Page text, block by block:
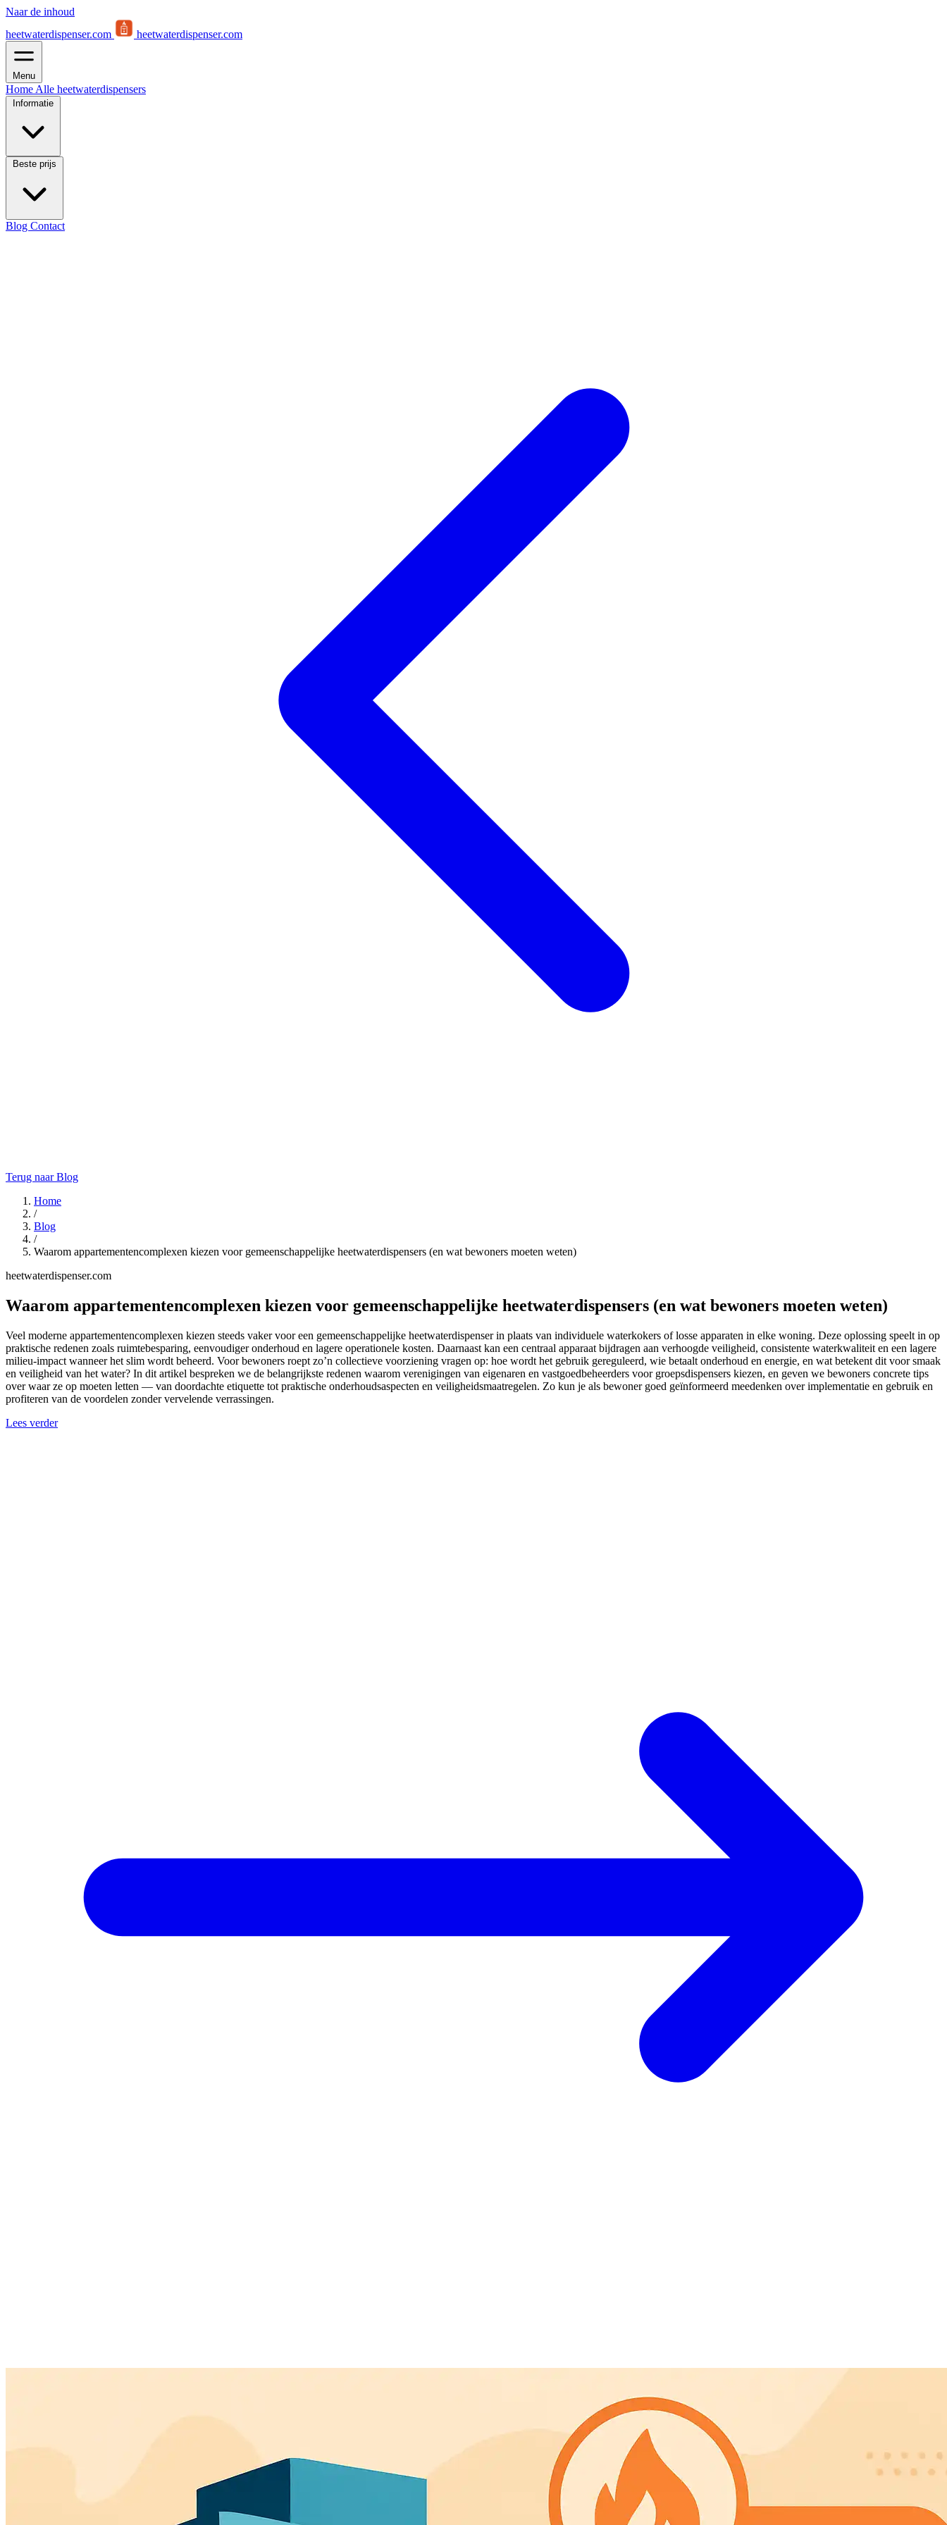
Naar de inhoud
heetwaterdispenser.com
heetwaterdispenser.com
Menu
Home Alle heetwaterdispensers
Informatie
Beste prijs
Blog Contact
Terug naar Blog
Home
/
Blog
/
Waarom appartementencomplexen kiezen voor gemeenschappelijke heetwaterdispensers (en wat bewoners moeten weten)
heetwaterdispenser.com
Waarom appartementencomplexen kiezen voor gemeenschappelijke heetwaterdispensers (en wat bewoners moeten weten)
Veel moderne appartementencomplexen kiezen steeds vaker voor een gemeenschappelijke heetwaterdispenser in plaats van individuele waterkokers of losse apparaten in elke woning. Deze oplossing speelt in op
praktische redenen zoals ruimtebesparing, eenvoudiger onderhoud en lagere operationele kosten. Daarnaast kan een centraal apparaat bijdragen aan verhoogde veiligheid, consistente waterkwaliteit en een lagere
milieu-impact wanneer het slim wordt beheerd. Voor bewoners roept zo’n collectieve voorziening vragen op: hoe wordt het gebruik gereguleerd, wie betaalt onderhoud en energie, en wat betekent dit voor smaak
en veiligheid van het water? In dit artikel bespreken we de belangrijkste redenen waarom verenigingen van eigenaren en vastgoedbeheerders voor groepsdispensers kiezen, en geven we bewoners concrete tips
over waar ze op moeten letten — van doordachte etiquette tot praktische onderhoudsaspecten en veiligheidsmaatregelen. Zo kun je als bewoner goed geïnformeerd meedenken over implementatie en gebruik en
profiteren van de voordelen zonder vervelende verrassingen.
Lees verder